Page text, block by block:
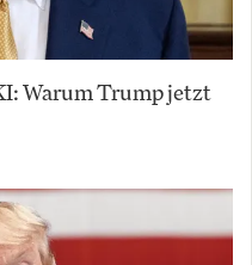
Warum Trump jetzt